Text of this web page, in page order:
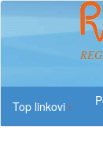
Top linkovi